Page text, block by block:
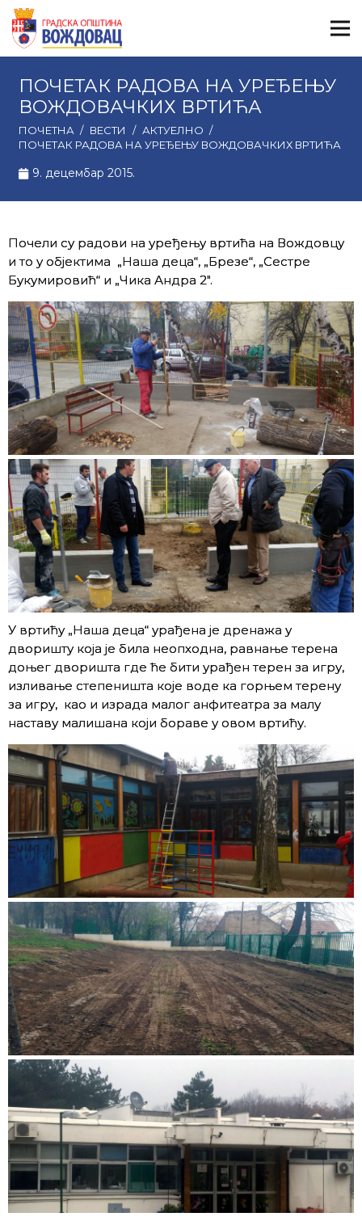
ПОЧЕТАК РАДОВА НА УРЕЂЕЊУ
ВОЖДОВАЧКИХ ВРТИЋА
ПОЧЕТНА / ВЕСТИ / АКТУЕЛНО /
ПОЧЕТАК РАДОВА НА УРЕЂЕЊУ ВОЖДОВАЧКИХ ВРТИЋА
9. децембар 2015.
Почели су радови на уређењу вртића на Вождовцу
и то у објектима „Наша деца“, „Брезе“, „Сестре
Букумировић“ и „Чика Андра 2″.
У вртићу „Наша деца“ урађена је дренажа у
дворишту која је била неопходна, равнање терена
доњег дворишта где ће бити урађен терен за игру,
изливање степеништа које воде ка горњем терену
за игру, као и израда малог анфитеатра за малу
наставу малишана који бораве у овом вртићу.